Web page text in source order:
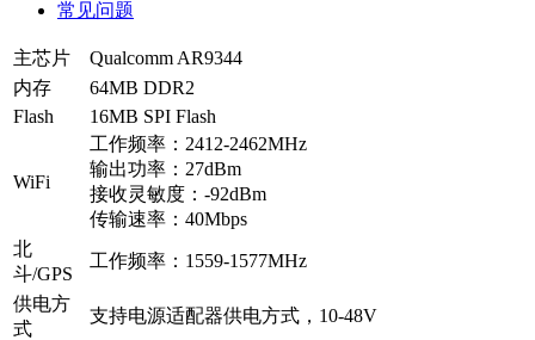
常见问题
主芯片
Qualcomm AR9344
内存
64MB DDR2
Flash
16MB SPI Flash
WiFi
工作频率：2412-2462MHz
输出功率：27dBm
接收灵敏度：-92dBm
传输速率：40Mbps
北
斗/GPS
工作频率：1559-1577MHz
供电方
式
支持电源适配器供电方式，10-48V